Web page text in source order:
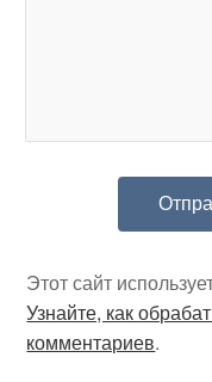
Этот сайт
Узнайте, как
комментариев.